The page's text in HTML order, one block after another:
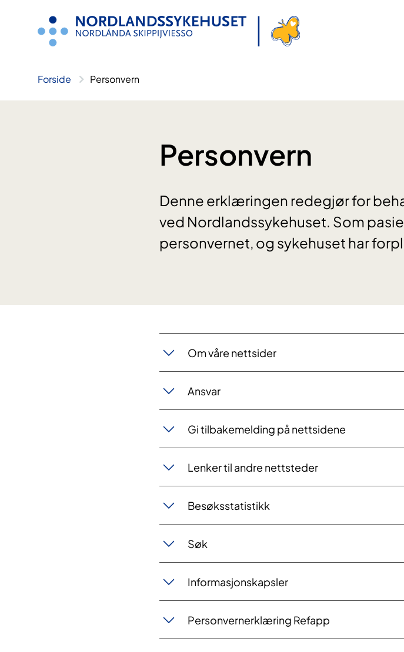
Forside Personvern
Personvern
Denne erklæringen redegjør for
ved Nordlandssykehuset. Som
personvernet, og sykehuset har
​Om våre nettsider
Ansvar
Gi tilbakemelding på nettsidene
Lenker til andre nettsteder
Besøksstatistikk
Søk
Informasjonskapsler
Personvernerklæring Refapp